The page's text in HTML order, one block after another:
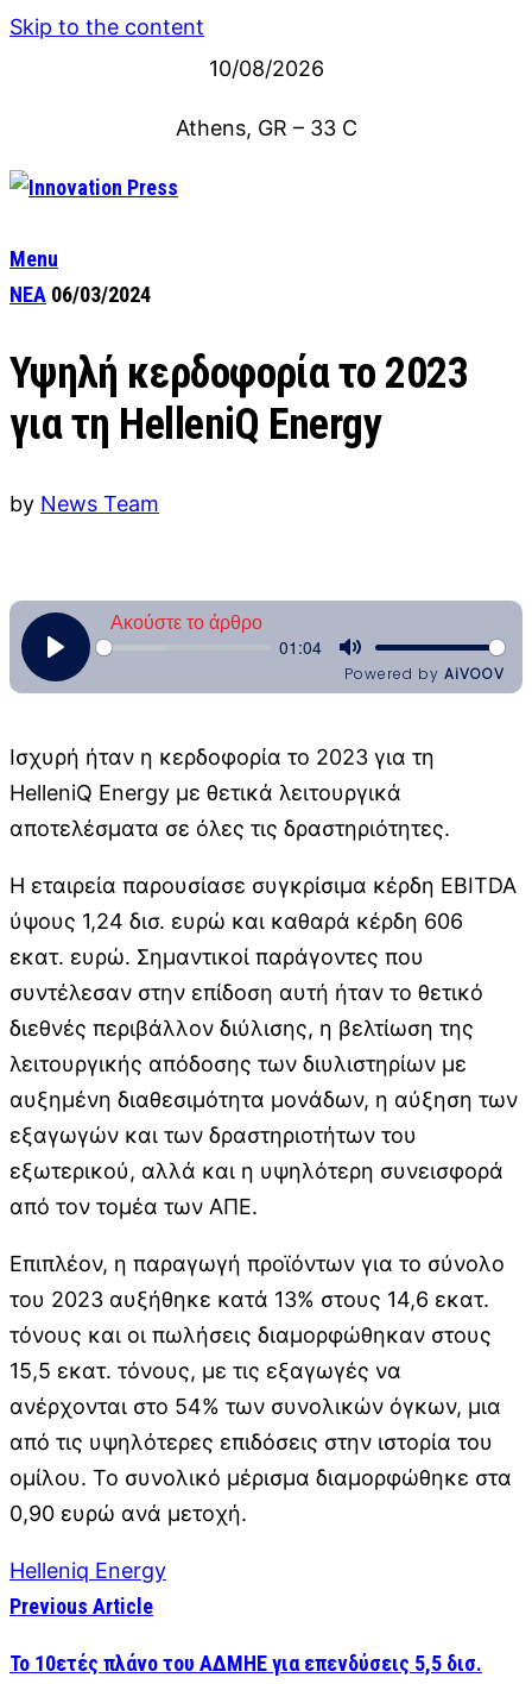
Skip to the content
10/08/2026
Athens, GR – 33 C
Menu
ΝΕΑ 06/03/2024
Υψηλή κερδοφορία το 2023
για τη HelleniQ Energy
by News Team
Ισχυρή ήταν η κερδοφορία το 2023 για τη
HelleniQ Energy με θετικά λειτουργικά
αποτελέσματα σε όλες τις δραστηριότητες.
Η εταιρεία παρουσίασε συγκρίσιμα κέρδη EBITDA
ύψους 1,24 δισ. ευρώ και καθαρά κέρδη 606
εκατ. ευρώ. Σημαντικοί παράγοντες που
συντέλεσαν στην επίδοση αυτή ήταν το θετικό
διεθνές περιβάλλον διύλισης, η βελτίωση της
λειτουργικής απόδοσης των διυλιστηρίων με
αυξημένη διαθεσιμότητα μονάδων, η αύξηση των
εξαγωγών και των δραστηριοτήτων του
εξωτερικού, αλλά και η υψηλότερη συνεισφορά
από τον τομέα των ΑΠΕ.
Επιπλέον, η παραγωγή προϊόντων για το σύνολο
του 2023 αυξήθηκε κατά 13% στους 14,6 εκατ.
τόνους και οι πωλήσεις διαμορφώθηκαν στους
15,5 εκατ. τόνους, με τις εξαγωγές να
ανέρχονται στο 54% των συνολικών όγκων, μια
από τις υψηλότερες επιδόσεις στην ιστορία του
ομίλου. Το συνολικό μέρισμα διαμορφώθηκε στα
0,90 ευρώ ανά μετοχή.
Helleniq Energy
Previous Article
Το 10ετές πλάνο του ΑΔΜΗΕ για επενδύσεις 5,5 δισ.